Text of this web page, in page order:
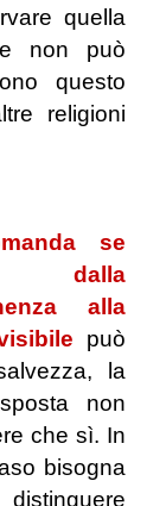
quella
non può
questo
religioni
se
dalla
alla
può
la
non
che sì. In
bisogna